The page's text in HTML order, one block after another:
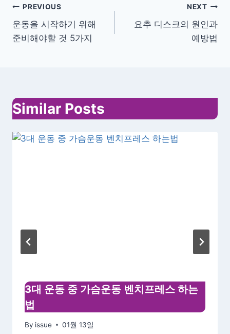
글
내
이
션
PREVIOUS
운동을 시작하기 위해
준비해야할 것 5가지
NEXT
요추 디스크의 원인과
예방법
Similar Posts
3대 운동 중 가슴운동 벤치프레스 하는
법
By issue 01월 13일